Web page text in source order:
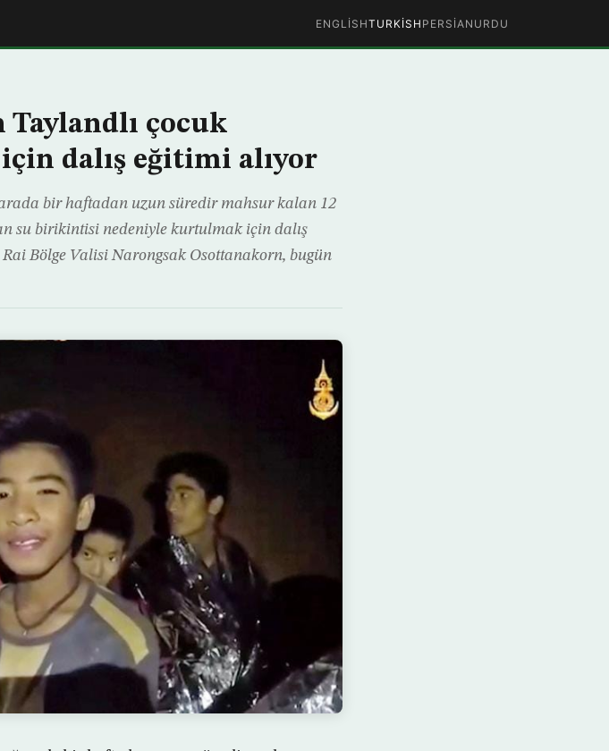
ENGLISHTURKISH PERSIAN URDU
çocuk
dalış eğitimi alıyor
bir haftadan uzun süredir mahsur kalan 12
su birikintisi nedeniyle kurtulmak için dalış
Bölge Valisi Narongsak Osottanakorn, bugün